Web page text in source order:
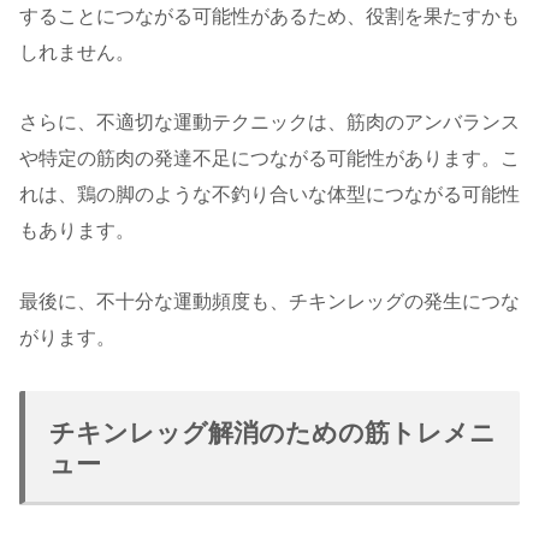
することにつながる可能性があるため、役割を果たすかも
しれません。
さらに、不適切な運動テクニックは、筋肉のアンバランス
や特定の筋肉の発達不足につながる可能性があります。こ
れは、鶏の脚のような不釣り合いな体型につながる可能性
もあります。
最後に、不十分な運動頻度も、チキンレッグの発生につな
がります。
チキンレッグ解消のための筋トレメニ
ュー